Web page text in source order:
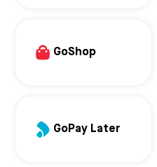
GoShop
GoPay Later